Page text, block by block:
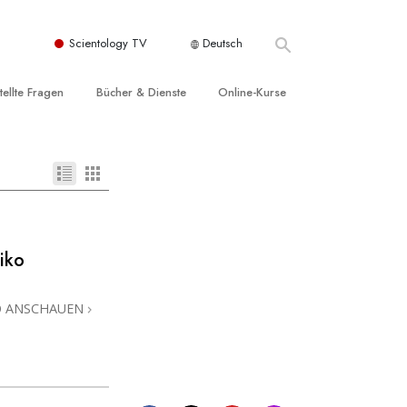
Scientology TV Deutsch
für
Fragen
Scientology Kirche
Bücher & Dienste Online-Kurse
Die Dynamiken des Daseins
ANSCHAUEN